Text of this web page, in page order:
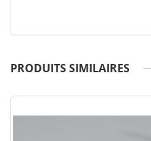
PRODUITS SIMILAIRES